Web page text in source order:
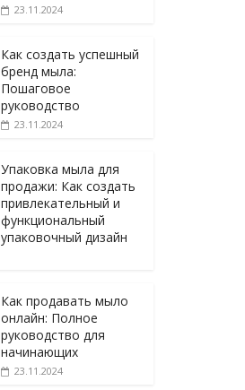
23.11.2024
Как создать успешный
бренд мыла:
Пошаговое
руководство
23.11.2024
Упаковка мыла для
продажи: Как создать
привлекательный и
функциональный
упаковочный дизайн
Как продавать мыло
онлайн: Полное
руководство для
начинающих
23.11.2024